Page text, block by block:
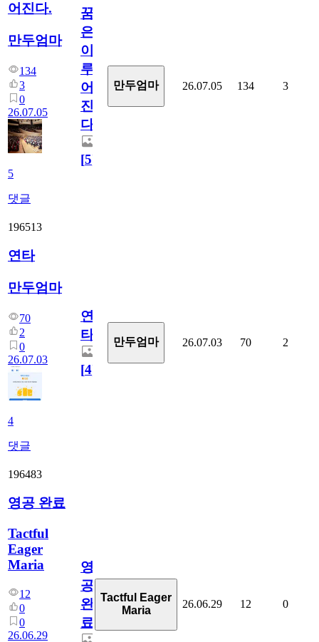
어진다.
만두엄마
134
3
0
26.07.05
5
댓글
꿈
은
이
루
어
진
다.
[5]
만두엄마 26.07.05 134 3
196513
연타
만두엄마
70
2
0
26.07.03
4
댓글
연
타
[4]
만두엄마 26.07.03 70 2
196483
영공 완료
Tactful
Eager
Maria
12
0
0
26.06.29
영
공
완
료
Tactful Eager
Maria
26.06.29 12 0